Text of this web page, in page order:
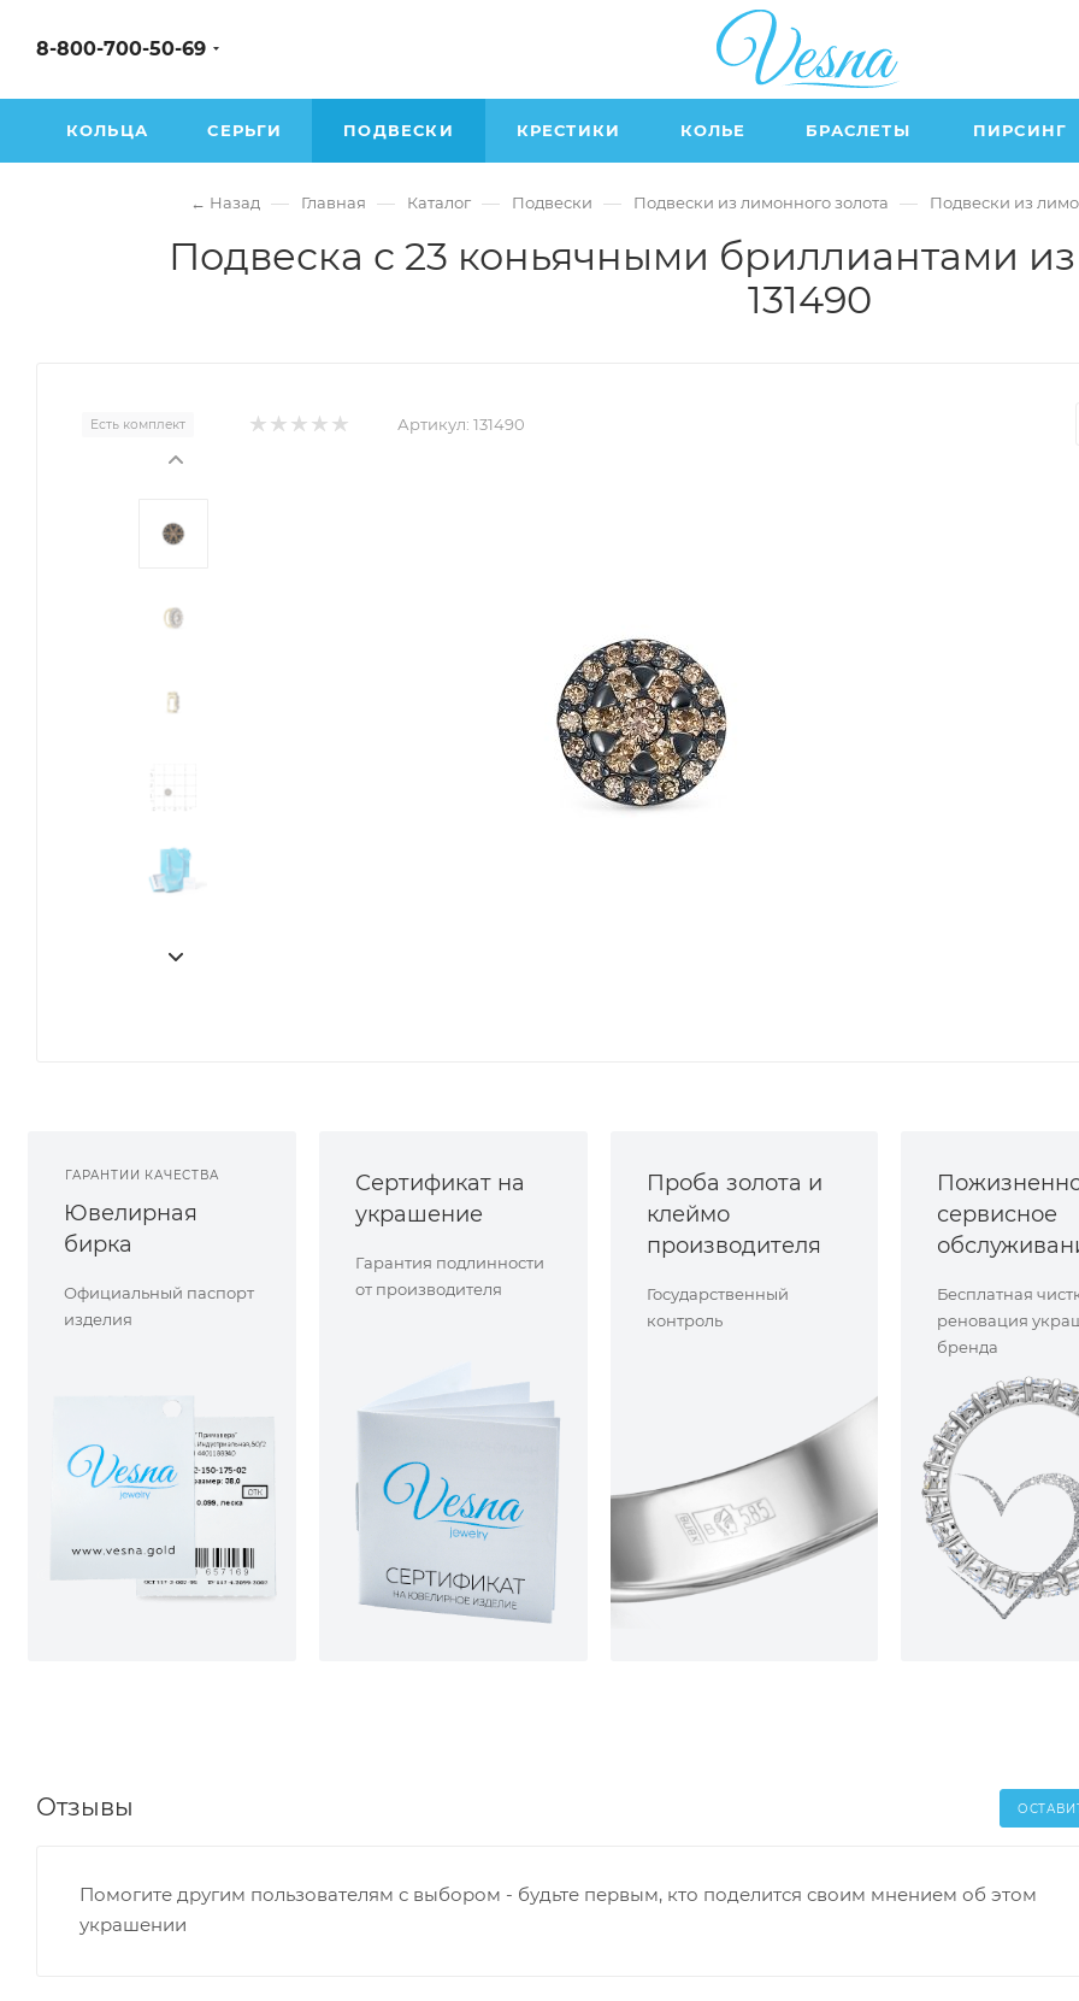
8-800-700-50-69
КОЛЬЦА СЕРЬГИ ПОДВЕСКИ КРЕСТИКИ КОЛЬЕ БРАСЛЕТЫ ПИРСИНГ
← Назад — Главная — Каталог — Подвески — Подвески из лимонного золота — Подвески из
Подвеска с 23 коньячными бриллиантами
131490
Есть комплект Артикул: 131490
ГАРАНТИИ КАЧЕСТВА
Ювелирная
бирка
Официальный паспорт
изделия
Сертификат на
украшение
Гарантия подлинности
от производителя
Проба золота и
клеймо
производителя
Государственный
контроль
сервисное
Бесплатная
реновация
бренда
Отзывы
Помогите другим пользователям с выбором - будьте первым, кто поделится своим мнением об этом
украшении